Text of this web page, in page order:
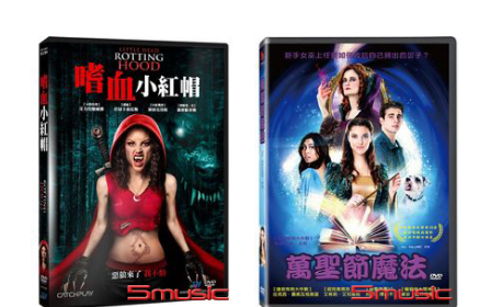
FARGAS
FABLED
AMERICAN WEST